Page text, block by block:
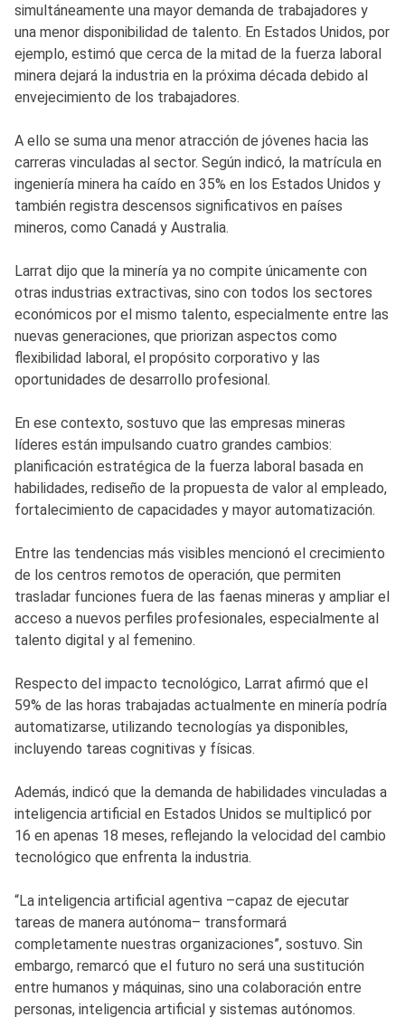
simultáneamente una mayor demanda de trabajadores y
una menor disponibilidad de talento. En Estados Unidos, por
ejemplo, estimó que cerca de la mitad de la fuerza laboral
minera dejará la industria en la próxima década debido al
envejecimiento de los trabajadores.
A ello se suma una menor atracción de jóvenes hacia las
carreras vinculadas al sector. Según indicó, la matrícula en
ingeniería minera ha caído en 35% en los Estados Unidos y
también registra descensos significativos en países
mineros, como Canadá y Australia.
Larrat dijo que la minería ya no compite únicamente con
otras industrias extractivas, sino con todos los sectores
económicos por el mismo talento, especialmente entre las
nuevas generaciones, que priorizan aspectos como
flexibilidad laboral, el propósito corporativo y las
oportunidades de desarrollo profesional.
En ese contexto, sostuvo que las empresas mineras
líderes están impulsando cuatro grandes cambios:
planificación estratégica de la fuerza laboral basada en
habilidades, rediseño de la propuesta de valor al empleado,
fortalecimiento de capacidades y mayor automatización.
Entre las tendencias más visibles mencionó el crecimiento
de los centros remotos de operación, que permiten
trasladar funciones fuera de las faenas mineras y ampliar el
acceso a nuevos perfiles profesionales, especialmente al
talento digital y al femenino.
Respecto del impacto tecnológico, Larrat afirmó que el
59% de las horas trabajadas actualmente en minería podría
automatizarse, utilizando tecnologías ya disponibles,
incluyendo tareas cognitivas y físicas.
Además, indicó que la demanda de habilidades vinculadas a
inteligencia artificial en Estados Unidos se multiplicó por
16 en apenas 18 meses, reflejando la velocidad del cambio
tecnológico que enfrenta la industria.
“La inteligencia artificial agentiva –capaz de ejecutar
tareas de manera autónoma– transformará
completamente nuestras organizaciones”, sostuvo. Sin
embargo, remarcó que el futuro no será una sustitución
entre humanos y máquinas, sino una colaboración entre
personas, inteligencia artificial y sistemas autónomos.